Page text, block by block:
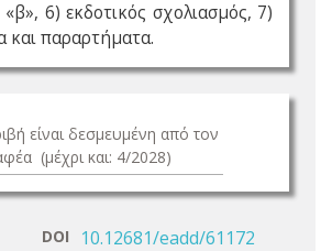
6) εκδοτικός σχολιασμός, 7)
και παραρτήματα.
είναι δεσμευμένη από τον
(μέχρι και: 4/2028)
DOI 10.12681/eadd/61172